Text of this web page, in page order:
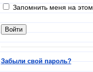
Запомнить меня на
Забыли свой пароль?